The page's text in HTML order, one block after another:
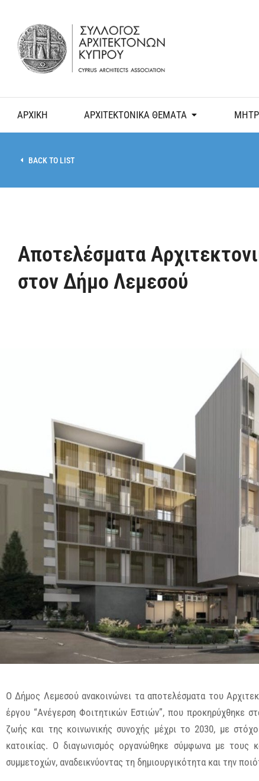
ΑΡΧΙΚΗ ΑΡΧΙΤΕΚΤΟΝΙΚΑ ΘΕΜΑΤΑ
BACK TO LIST
Αποτελέσματα
στον Δήμο Λεμεσού
Ο Δήμος Λεμεσού ανακοινώνει τα αποτελέσματα του
έργου “Ανέγερση Φοιτητικών Εστιών”, που προκηρύχθηκε
ζωής και της κοινωνικής συνοχής μέχρι το 2030, με
κατοικίας. Ο διαγωνισμός οργανώθηκε σύμφωνα με τους
συμμετοχών, αναδεικνύοντας τη δημιουργικότητα και την